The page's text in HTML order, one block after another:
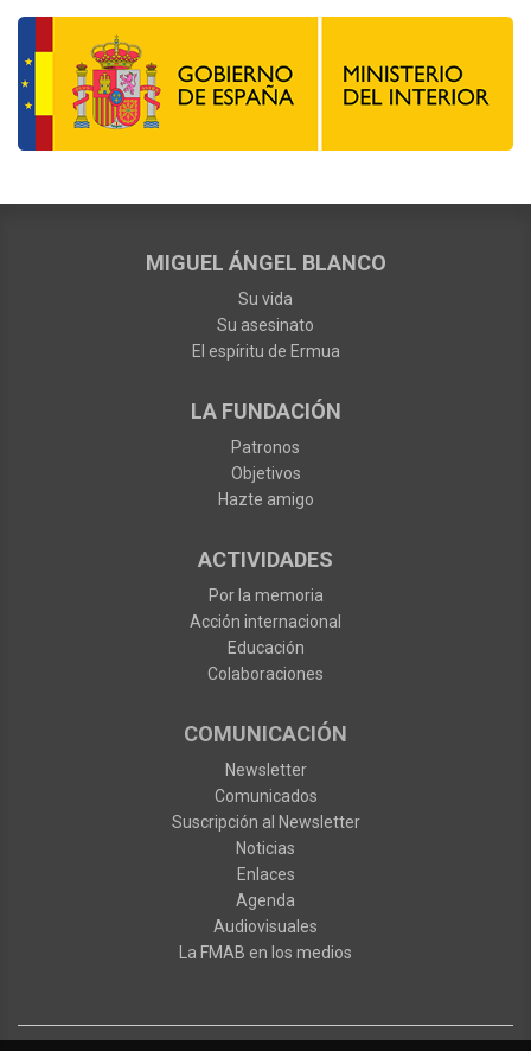
MIGUEL ÁNGEL BLANCO
Su vida
Su asesinato
El espíritu de Ermua
LA FUNDACIÓN
Patronos
Objetivos
Hazte amigo
ACTIVIDADES
Por la memoria
Acción internacional
Educación
Colaboraciones
COMUNICACIÓN
Newsletter
Comunicados
Suscripción al Newsletter
Noticias
Enlaces
Agenda
Audiovisuales
La FMAB en los medios